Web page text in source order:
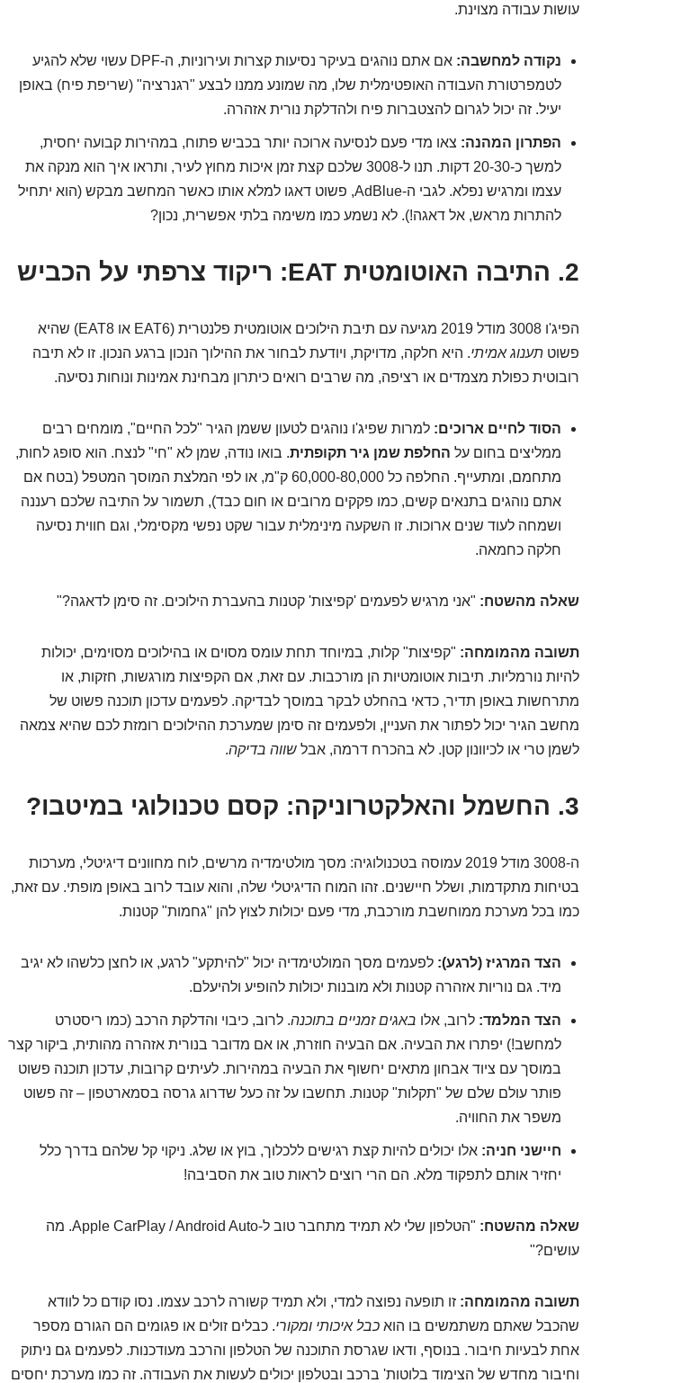
עושות עבודה מצוינת.
נקודה למחשבה:
אם אתם נוהגים בעיקר נסיעות קצרות ועירוניות, ה-DPF עשוי שלא להגיע
לטמפרטורת העבודה האופטימלית שלו, מה שמונע ממנו לבצע "רגנרציה" (שריפת פיח) באופן
יעיל. זה יכול לגרום להצטברות פיח ולהדלקת נורית אזהרה.
הפתרון המהנה: צאו מדי פעם לנסיעה ארוכה יותר בכביש פתוח, במהירות קבועה יחסית,
למשך כ-20-30 דקות. תנו ל-3008 שלכם קצת זמן איכות מחוץ לעיר, ותראו איך הוא מנקה את
עצמו ומרגיש נפלא. לגבי ה-AdBlue, פשוט דאגו למלא אותו כאשר המחשב מבקש (הוא יתחיל
להתרות מראש, אל דאגה!). לא נשמע כמו משימה בלתי אפשרית, נכון?
2. התיבה האוטומטית EAT: ריקוד צרפתי על הכביש
הפיג'ו 3008 מודל 2019 מגיעה עם תיבת הילוכים אוטומטית פלנטרית (EAT6 או EAT8) שהיא
פשוט תענוג אמיתי. היא חלקה, מדויקת, ויודעת לבחור את ההילוך הנכון ברגע הנכון. זו לא תיבה
רובוטית כפולת מצמדים או רציפה, מה שרבים רואים כיתרון מבחינת אמינות ונוחות נסיעה.
הסוד לחיים ארוכים: למרות שפיג'ו נוהגים לטעון ששמן הגיר "לכל החיים", מומחים רבים
ממליצים בחום על החלפת שמן גיר תקופתית. בואו נודה, שמן לא "חי" לנצח. הוא סופג לחות,
מתחמם, ומתעייף. החלפה כל 60,000-80,000 ק"מ, או לפי המלצת המוסך המטפל (בטח אם
אתם נוהגים בתנאים קשים, כמו פקקים מרובים או חום כבד), תשמור על התיבה שלכם רעננה
ושמחה לעוד שנים ארוכות. זו השקעה מינימלית עבור שקט נפשי מקסימלי, וגם חווית נסיעה
חלקה כחמאה.
שאלה מהשטח: "אני מרגיש לפעמים 'קפיצות' קטנות בהעברת הילוכים. זה סימן לדאגה?"
תשובה מהמומחה: "קפיצות" קלות, במיוחד תחת עומס מסוים או בהילוכים מסוימים, יכולות
להיות נורמליות. תיבות אוטומטיות הן מורכבות. עם זאת, אם הקפיצות מורגשות, חזקות, או
מתרחשות באופן תדיר, כדאי בהחלט לבקר במוסך לבדיקה. לפעמים עדכון תוכנה פשוט של
מחשב הגיר יכול לפתור את העניין, ולפעמים זה סימן שמערכת ההילוכים רומזת לכם שהיא צמאה
לשמן טרי או לכיוונון קטן. לא בהכרח דרמה, אבל שווה בדיקה.
3. החשמל והאלקטרוניקה: קסם טכנולוגי במיטבו?
ה-3008 מודל 2019 עמוסה בטכנולוגיה: מסך מולטימדיה מרשים, לוח מחוונים דיגיטלי, מערכות
בטיחות מתקדמות, ושלל חיישנים. זהו המוח הדיגיטלי שלה, והוא עובד לרוב באופן מופתי. עם זאת,
כמו בכל מערכת ממוחשבת מורכבת, מדי פעם יכולות לצוץ להן "גחמות" קטנות.
הצד המרגיז (לרגע): לפעמים מסך המולטימדיה יכול "להיתקע" לרגע, או לחצן כלשהו לא יגיב
מיד. גם נוריות אזהרה קטנות ולא מובנות יכולות להופיע ולהיעלם.
הצד המלמד: לרוב, אלו באגים זמניים בתוכנה. לרוב, כיבוי והדלקת הרכב (כמו ריסטרט
למחשב!) יפתרו את הבעיה. אם הבעיה חוזרת, או אם מדובר בנורית אזהרה מהותית, ביקור קצר
במוסך עם ציוד אבחון מתאים יחשוף את הבעיה במהירות. לעיתים קרובות, עדכון תוכנה פשוט
פותר עולם שלם של "תקלות" קטנות. תחשבו על זה כעל שדרוג גרסה בסמארטפון – זה פשוט
משפר את החוויה.
חיישני חניה: אלו יכולים להיות קצת רגישים ללכלוך, בוץ או שלג. ניקוי קל שלהם בדרך כלל
יחזיר אותם לתפקוד מלא. הם הרי רוצים לראות טוב את הסביבה!
שאלה מהשטח:
"הטלפון שלי לא תמיד מתחבר טוב ל-Apple CarPlay / Android Auto. מה
עושים?"
תשובה מהמומחה: זו תופעה נפוצה למדי, ולא תמיד קשורה לרכב עצמו. נסו קודם כל לוודא
שהכבל שאתם משתמשים בו הוא כבל איכותי ומקורי. כבלים זולים או פגומים הם הגורם מספר
אחת לבעיות חיבור. בנוסף, ודאו שגרסת התוכנה של הטלפון והרכב מעודכנות. לפעמים גם ניתוק
וחיבור מחדש של הצימוד בלוטות' ברכב ובטלפון יכולים לעשות את העבודה. זה כמו מערכת יחסים